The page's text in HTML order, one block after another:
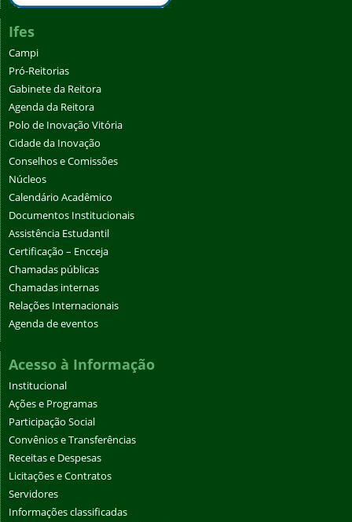
Ifes
Campi
Pró-Reitorias
Gabinete da Reitora
Agenda da Reitora
Polo de Inovação Vitória
Cidade da Inovação
Conselhos e Comissões
Núcleos
Calendário Acadêmico
Documentos Institucionais
Assistência Estudantil
Certificação – Encceja
Chamadas públicas
Chamadas internas
Relações Internacionais
Agenda de eventos
Acesso à Informação
Institucional
Ações e Programas
Participação Social
Convênios e Transferências
Receitas e Despesas
Licitações e Contratos
Servidores
Informações classificadas